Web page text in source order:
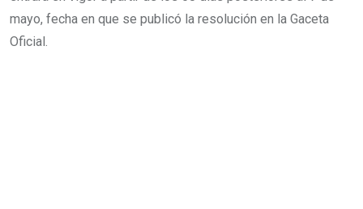
mayo, fecha en que se publicó la resolución en la Gaceta
Oficial.